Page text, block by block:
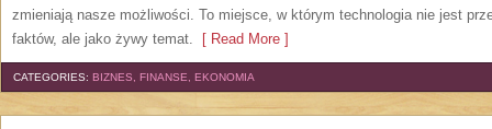
zmieniają nasze możliwości. To miejsce, w którym technologia nie jest
faktów, ale jako żywy temat. [ Read More ]
CATEGORIES: BIZNES, FINANSE, EKONOMIA